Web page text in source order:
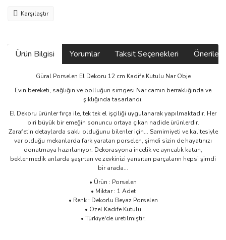
Karşılaştır
Ürün Bilgisi Yorumlar Taksit Seçenekleri
Güral Porselen El Dekoru 12 cm Kadife Kutulu Nar Obje
Evin bereketi, sağlığın ve bolluğun simgesi Nar camın berraklığında ve
şıklığında tasarlandı.
El Dekoru ürünler fırça ile, tek tek el işçiliği uygulanarak yapılmaktadır. Her
biri büyük bir emeğin sonuncu ortaya çıkan nadide ürünlerdir.
Zarafetin detaylarda saklı olduğunu bilenler için... Samimiyeti ve kalitesiyle
var olduğu mekanlarda fark yaratan porselen, şimdi sizin de hayatınızı
donatmaya hazırlanıyor. Dekorasyona incelik ve ayrıcalık katan,
beklenmedik anlarda şaşırtan ve zevkinizi yansıtan parçaların hepsi şimdi
bir arada...
• Ürün : Porselen
• Miktar : 1 Adet
• Renk : Dekorlu Beyaz Porselen
• Özel Kadife Kutulu
• Türkiye'de üretilmiştir.